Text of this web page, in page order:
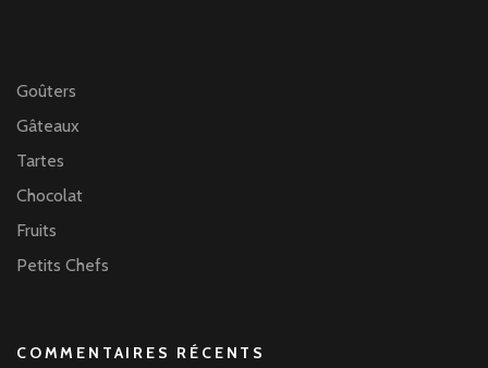
Goûters
Gâteaux
Tartes
Chocolat
Fruits
Petits Chefs
COMMENTAIRES RÉCENTS